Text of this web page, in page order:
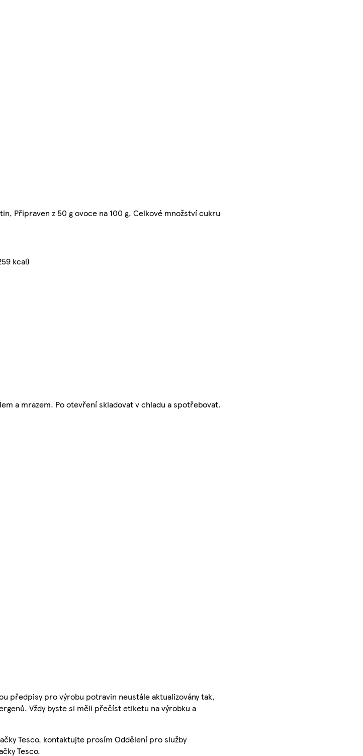
Připraven z 50 g ovoce na 100 g, Celkové množství cukru
kcal)
a mrazem. Po otevření skladovat v chladu a spotřebovat.
předpisy pro výrobu potravin neustále aktualizovány tak,
Vždy byste si měli přečíst etiketu na výrobku a
Tesco, kontaktujte prosím Oddělení pro služby
Tesco.